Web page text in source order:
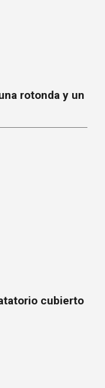
rotonda y un
cubierto